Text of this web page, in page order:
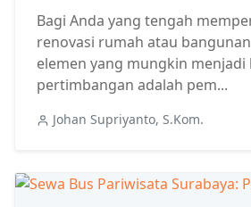
Bagi Anda yang tengah
renovasi rumah atau
elemen yang mungkin menjadi
pertimbangan adalah pem...
Johan Supriyanto, S.Kom.